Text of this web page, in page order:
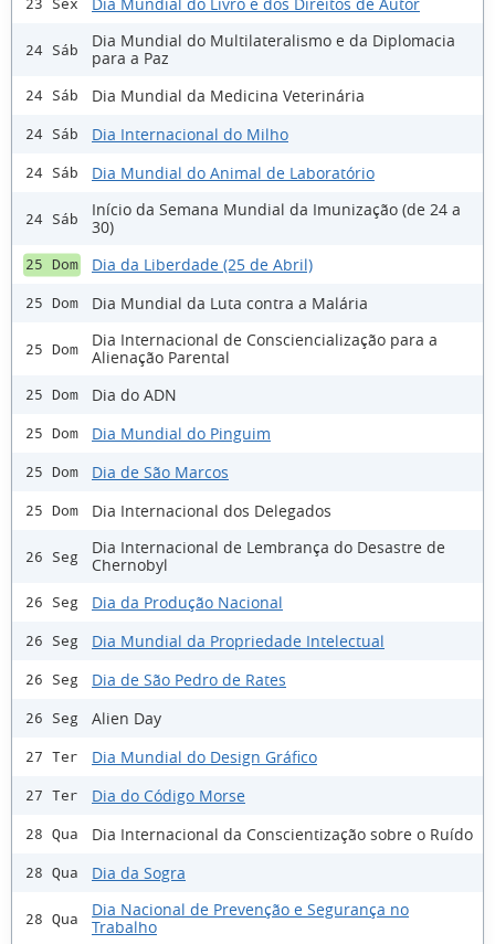
23 Sex
24 Sáb
Dia Mundial do Multilateralismo e da Diplomacia
para a Paz
24 Sáb Dia Mundial da Medicina Veterinária
24 Sáb Dia Internacional do Milho
24 Sáb Dia Mundial do Animal de Laboratório
24 Sáb
Início da Semana Mundial da Imunização (de 24 a
30)
25 Dom Dia da Liberdade (25 de Abril)
25 Dom Dia Mundial da Luta contra a Malária
25 Dom
Dia Internacional de Consciencialização para a
Alienação Parental
25 Dom Dia do ADN
25 Dom Dia Mundial do Pinguim
25 Dom Dia de São Marcos
25 Dom Dia Internacional dos Delegados
26 Seg
Dia Internacional de Lembrança do Desastre de
Chernobyl
26 Seg Dia da Produção Nacional
26 Seg Dia Mundial da Propriedade Intelectual
26 Seg Dia de São Pedro de Rates
26 Seg Alien Day
27 Ter Dia Mundial do Design Gráfico
27 Ter Dia do Código Morse
28 Qua Dia Internacional da Conscientização sobre o Ruído
28 Qua Dia da Sogra
28 Qua
Dia Nacional de Prevenção e Segurança no
Trabalho